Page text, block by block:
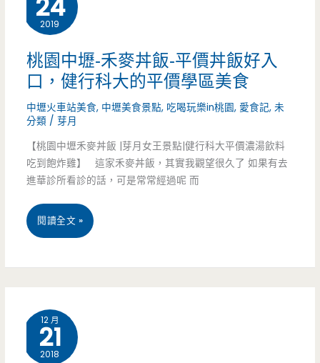
艷，
沙
拉.
燉
都
好
芋
泥
明
治
24
2019
桃園中壢-禾麥丼飯-平價丼飯好入
口，健行科大的平價學區美食
中壢火車站美食, 中壢美食景點, 吃喝玩樂in桃園, 愛食記,未
分類 /芽月
【桃園中壢禾麥丼飯 |芽月女王景點|健行科大平價濃湯飲料
吃到飽炸雞】 這家禾麥丼飯，其實我觀望很久了 如果有去
進華診所看診的話，可是常常經過呢 而
桃
禾
麥
閱讀全文 »
12 月
21
2018